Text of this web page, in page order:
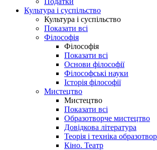
Культура і суспільство
Культура і суспільство
Показати всі
Філософія
Філософія
Показати всі
Основи філософії
Філософські науки
Історія філософії
Мистецтво
Мистецтво
Показати всі
Образотворче мистецтво
Довідкова література
Теорія і техніка
Кіно. Театр